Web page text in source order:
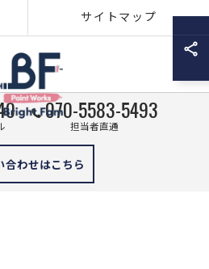
070-5583-5493
担当者直通
合わせはこちら
サイトマップ
らブライト・ファム株式会社 ALL RIGHTS